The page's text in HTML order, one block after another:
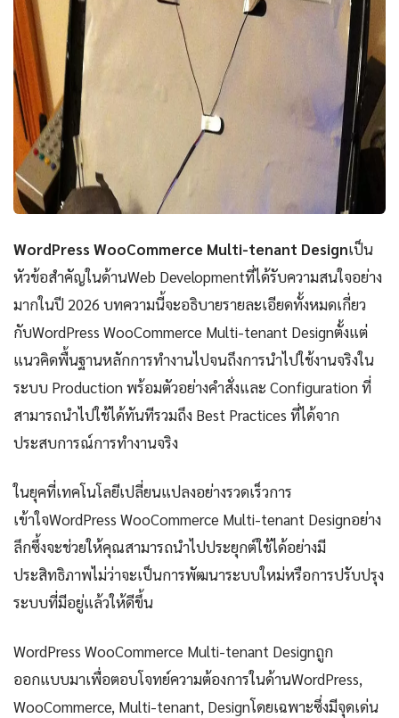
WordPress WooCommerce Multi-tenant Designเป็น
หัวข้อสำคัญในด้านWeb Developmentที่ได้รับความสนใจอย่าง
มากในปี 2026 บทความนี้จะอธิบายรายละเอียดทั้งหมดเกี่ยว
กับWordPress WooCommerce Multi-tenant Designตั้งแต่
แนวคิดพื้นฐานหลักการทำงานไปจนถึงการนำไปใช้งานจริงใน
ระบบ Production พร้อมตัวอย่างคำสั่งและ Configuration ที่
สามารถนำไปใช้ได้ทันทีรวมถึง Best Practices ที่ได้จาก
ประสบการณ์การทำงานจริง
ในยุคที่เทคโนโลยีเปลี่ยนแปลงอย่างรวดเร็วการ
เข้าใจWordPress WooCommerce Multi-tenant Designอย่าง
ลึกซึ้งจะช่วยให้คุณสามารถนำไปประยุกต์ใช้ได้อย่างมี
ประสิทธิภาพไม่ว่าจะเป็นการพัฒนาระบบใหม่หรือการปรับปรุง
ระบบที่มีอยู่แล้วให้ดีขึ้น
WordPress WooCommerce Multi-tenant Designถูก
ออกแบบมาเพื่อตอบโจทย์ความต้องการในด้านWordPress,
WooCommerce, Multi-tenant, Designโดยเฉพาะซึ่งมีจุดเด่น